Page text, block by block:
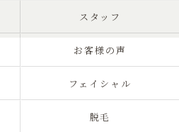
スタッフ
お客様の声
フェイシャル
脱毛